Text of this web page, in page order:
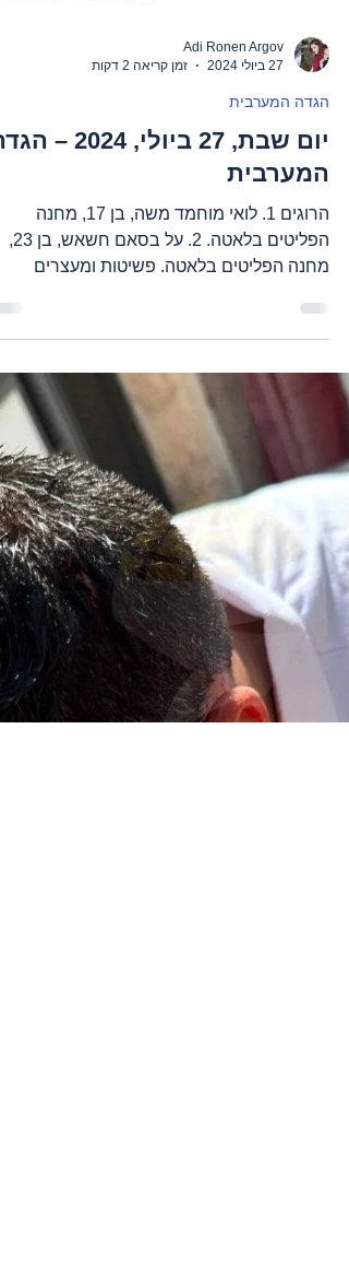
27 ביולי 2024
זמן קריאה 2 דקות
הגדה המערבית
המערבית
הפליטים בלאטה. 2. על בסאם חשאש, בן 23,
מחנה הפליטים בלאטה. פשיטות ומעצרים
במהלך הלילה פשטו הכוחות...